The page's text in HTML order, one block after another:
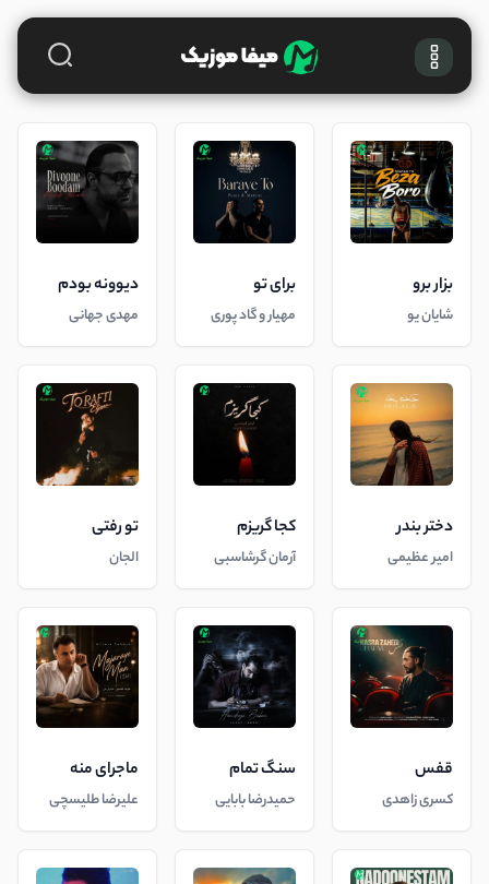
بزار برو
شایان یو
برای تو
مهیار و گاد پوری
دیوونه بودم
مهدی جهانی
دختر بندر
امیر عظیمی
کجا گریزم
آرمان گرشاسبی
تو رفتی
الجان
قفس
کسری زاهدی
سنگ تمام
حمیدرضا بابایی
ماجرای منه
علیرضا طلیسچی